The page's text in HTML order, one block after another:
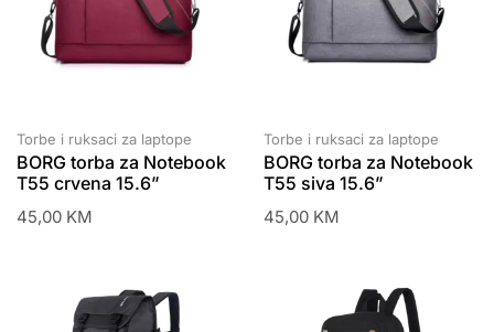
Torbe i ruksaci za laptope
BORG torba za Notebook
T55 crvena 15.6”
45,00 KM
Torbe i ruksaci za laptope
BORG torba za Notebook
T55 siva 15.6”
45,00 KM